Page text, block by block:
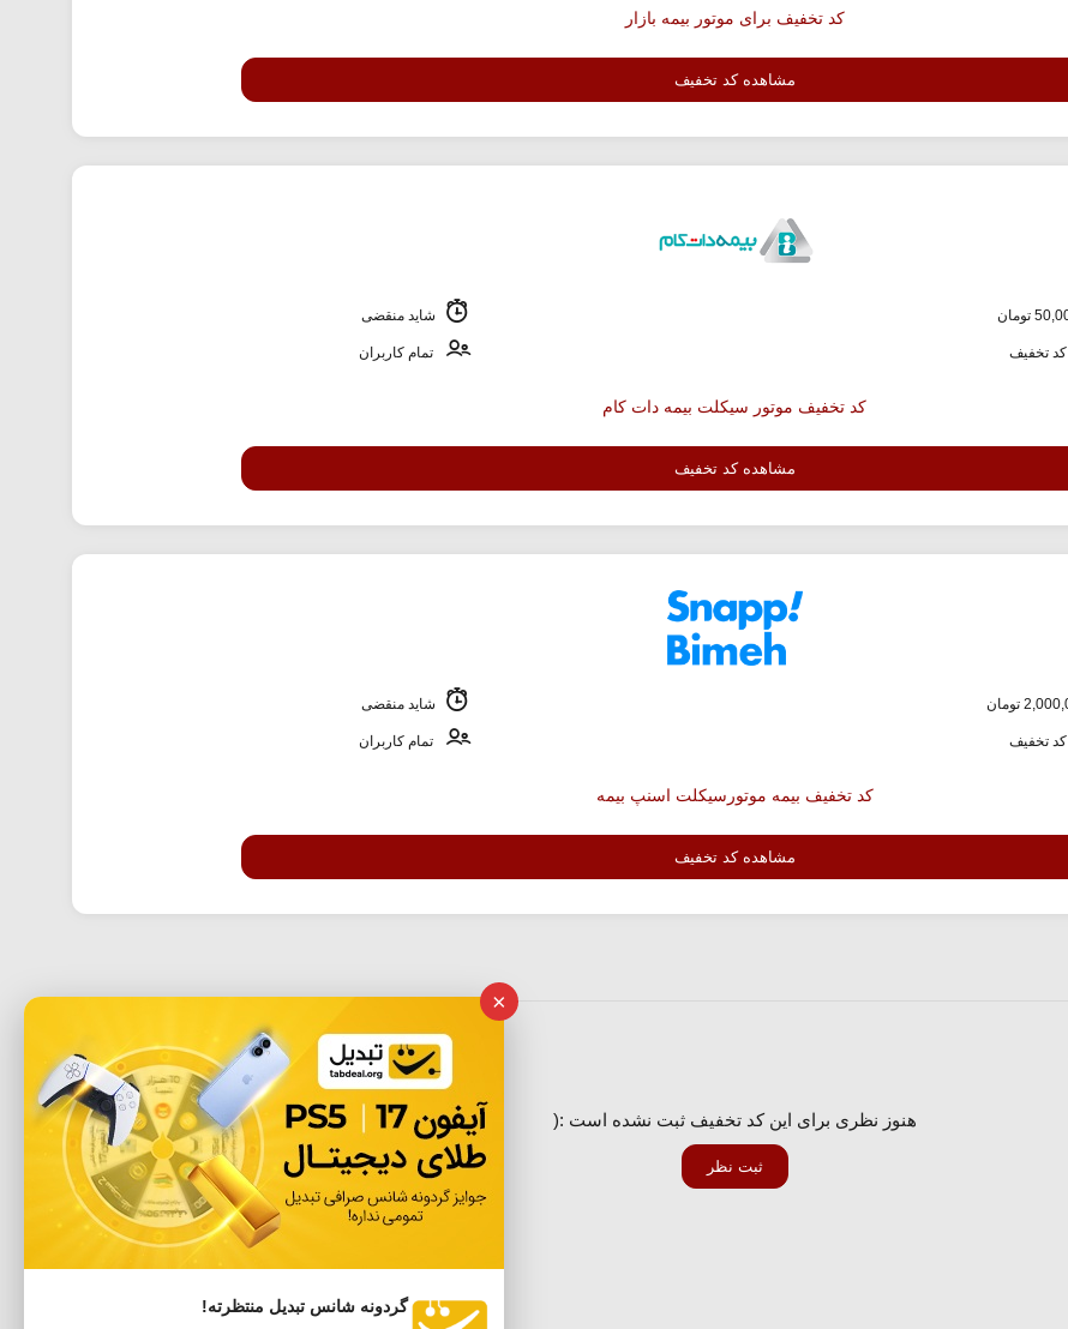
کد تخفیف برای موتور بیمه بازار
مشاهده کد تخفیف
شاید منقضی
کد تخفیف تمام کاربران
کد تخفیف موتور سیکلت بیمه دات کام
مشاهده کد تخفیف
شاید منقضی
کد تخفیف تمام کاربران
کد تخفیف بیمه موتورسیکلت اسنپ بیمه
مشاهده کد تخفیف
هنوز نظری برای این کد تخفیف ثبت نشده است :(
ثبت نظر
×
گردونه شانس تبدیل منتظرته!